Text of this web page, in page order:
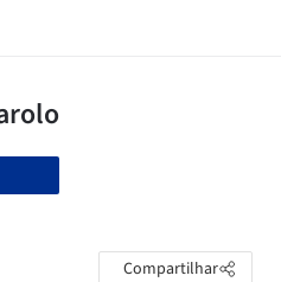
Compartilhar